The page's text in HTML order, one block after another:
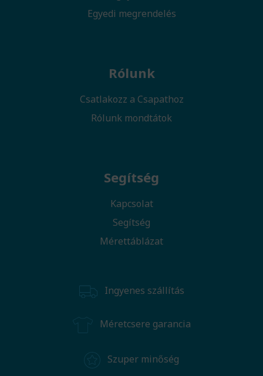
Egyedi megrendelés
Rólunk
Csatlakozz a Csapathoz
Rólunk mondtátok
Segítség
Kapcsolat
Segítség
Mérettáblázat
Ingyenes szállítás
Méretcsere garancia
Szuper minőség